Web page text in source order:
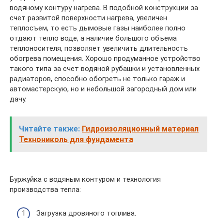
водяному контуру нагрева. В подобной конструкции за
счет развитой поверхности нагрева, увеличен
теплосъем, то есть дымовые газы наиболее полно
отдают тепло воде, а наличие большого объема
теплоносителя, позволяет увеличить длительность
обогрева помещения. Хорошо продуманное устройство
такого типа за счет водяной рубашки и установленных
радиаторов, способно обогреть не только гараж и
автомастерскую, но и небольшой загородный дом или
дачу.
Читайте также: Гидроизоляционный материал
Технониколь для фундамента
Буржуйка с водяным контуром и технология
производства тепла:
Загрузка дровяного топлива.